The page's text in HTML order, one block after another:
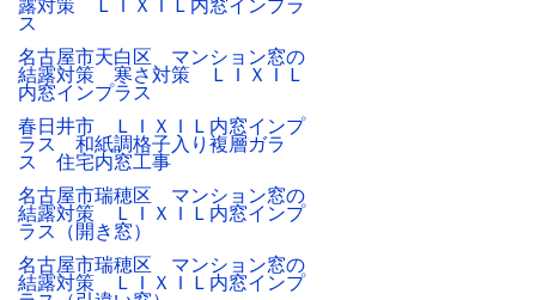
露対策 ＬＩＸＩＬ内窓インプラ
ス
名古屋市天白区 マンション窓の
結露対策 寒さ対策 ＬＩＸＩＬ
内窓インプラス
春日井市 ＬＩＸＩＬ内窓インプ
ラス 和紙調格子入り複層ガラ
ス 住宅内窓工事
名古屋市瑞穂区 マンション窓の
結露対策 ＬＩＸＩＬ内窓インプ
ラス（開き窓）
名古屋市瑞穂区 マンション窓の
結露対策 ＬＩＸＩＬ内窓インプ